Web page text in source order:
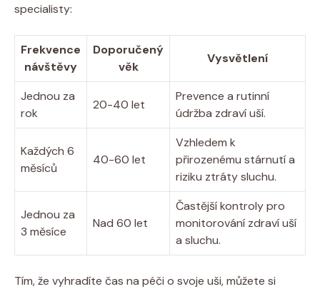
specialisty:
Frekvence
návštěvy
Doporučený
věk
Vysvětlení
Jednou za
rok
20-40 let
Prevence a rutinní
údržba zdraví uší.
Každých 6
měsíců
40-60 let
Vzhledem k
přirozenému stárnutí a
riziku ztráty sluchu.
Jednou za
3 měsíce
Nad 60 let
Častější kontroly pro
monitorování zdraví uší
a sluchu.
Tím, že vyhradíte čas na péči o svoje uši, můžete si